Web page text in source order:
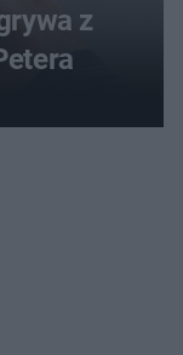
z